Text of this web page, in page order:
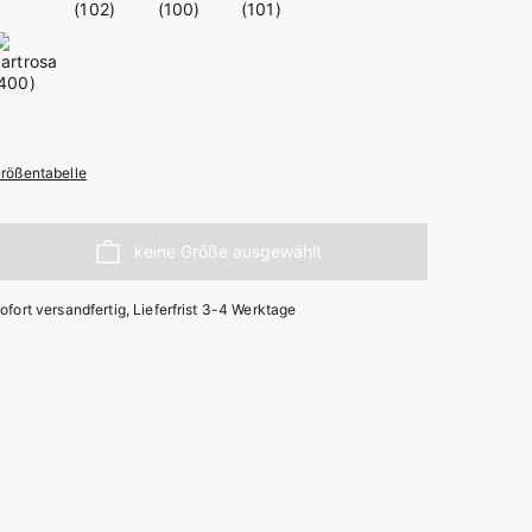
versandfertig, Lieferfrist 3-4 Werktage